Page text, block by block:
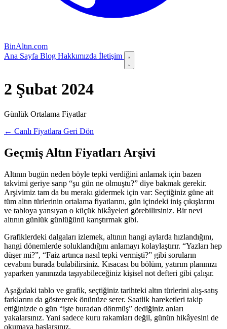
BinAltın.com
Ana Sayfa Blog Hakkımızda İletişim
2 Şubat 2024
Günlük Ortalama Fiyatlar
← Canlı Fiyatlara Geri Dön
Geçmiş Altın Fiyatları Arşivi
Altının bugün neden böyle tepki verdiğini anlamak için bazen
takvimi geriye sarıp “şu gün ne olmuştu?” diye bakmak gerekir.
Arşivimiz tam da bu merakı gidermek için var: Seçtiğiniz güne ait
tüm altın türlerinin ortalama fiyatlarını, gün içindeki iniş çıkışlarını
ve tabloya yansıyan o küçük hikâyeleri görebilirsiniz. Bir nevi
altının günlük günlüğünü karıştırmak gibi.
Grafiklerdeki dalgaları izlemek, altının hangi aylarda hızlandığını,
hangi dönemlerde soluklandığını anlamayı kolaylaştırır. “Yazları hep
düşer mi?”, “Faiz artınca nasıl tepki vermişti?” gibi soruların
cevabını burada bulabilirsiniz. Kısacası bu bölüm, yatırım planınızı
yaparken yanınızda taşıyabileceğiniz kişisel not defteri gibi çalışır.
Aşağıdaki tablo ve grafik, seçtiğiniz tarihteki altın türlerini alış-satış
farklarını da göstererek önünüze serer. Saatlik hareketleri takip
ettiğinizde o gün “işte buradan dönmüş” dediğiniz anları
yakalarsınız. Yani sadece kuru rakamları değil, günün hikâyesini de
okumaya başlarsınız.